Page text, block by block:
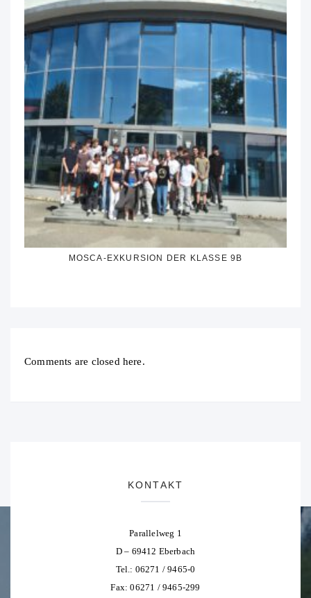
MOSCA-EXKURSION DER KLASSE 9B
Comments are closed here.
KONTAKT
Parallelweg 1
D – 69412 Eberbach
Tel.: 06271 / 9465-0
Fax: 06271 / 9465-299